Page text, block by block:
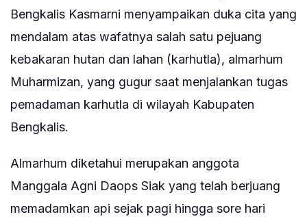
Bengkalis Kasmarni menyampaikan duka cita yang
mendalam atas wafatnya salah satu pejuang
kebakaran hutan dan lahan (karhutla), almarhum
Muharmizan, yang gugur saat menjalankan tugas
pemadaman karhutla di wilayah Kabupaten
Bengkalis.
Almarhum diketahui merupakan anggota
Manggala Agni Daops Siak yang telah berjuang
memadamkan api sejak pagi hingga sore hari